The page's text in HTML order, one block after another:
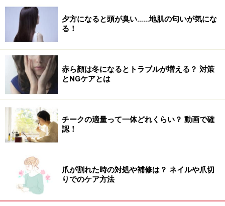
夕方になると頭が臭い……地肌の匂いが気にな
る！
赤ら顔は冬になるとトラブルが増える？ 対策
とNGケアとは
チークの適量って一体どれくらい？ 動画で確
認！
爪が割れた時の対処や補修は？ ネイルや爪切
りでのケア方法